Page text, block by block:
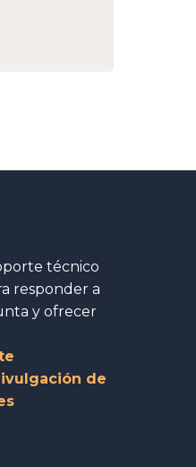
técnico
responder a
y ofrecer
de